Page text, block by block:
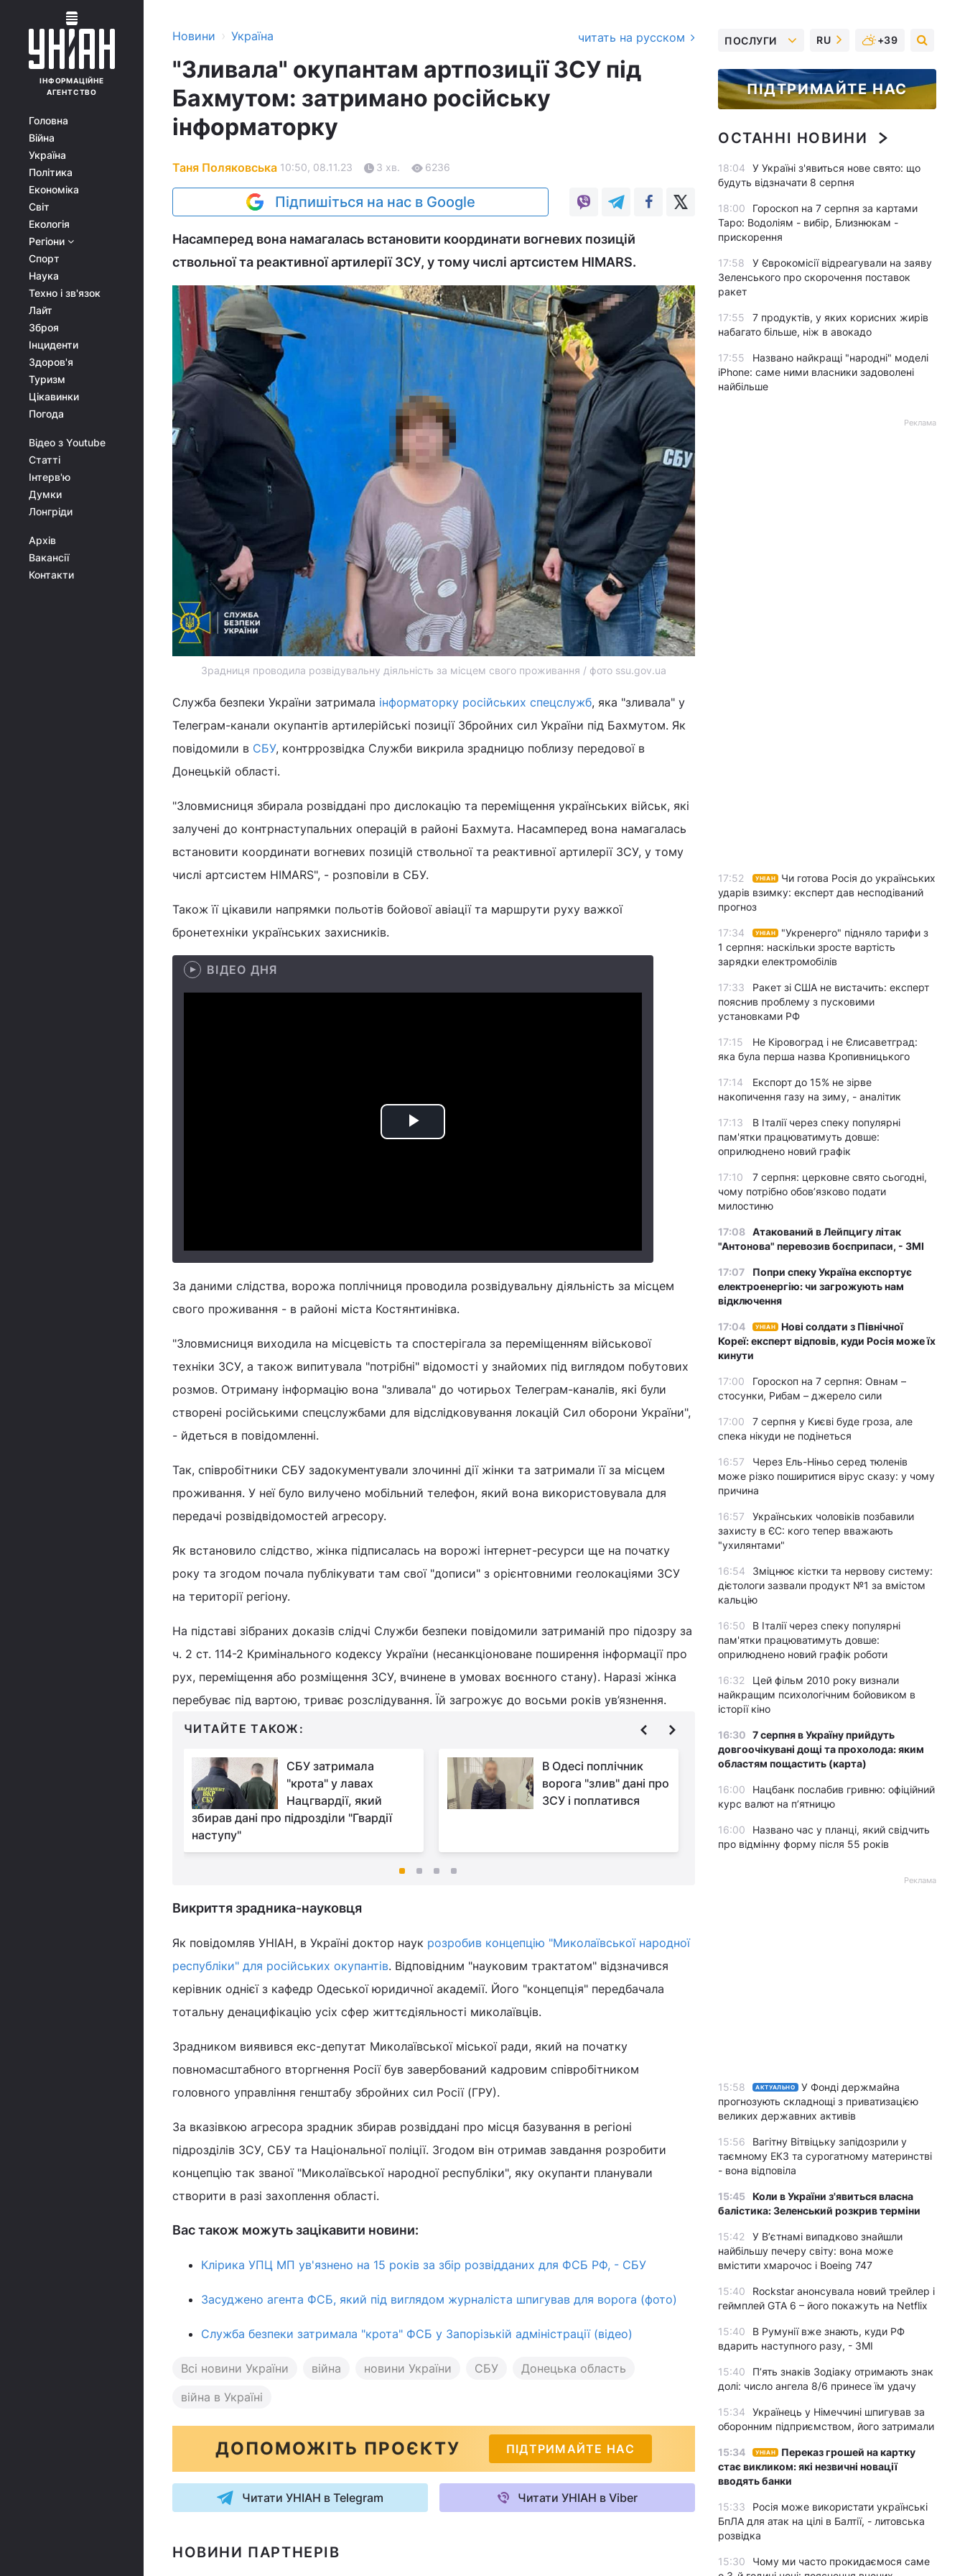
ІНФОРМАЦІЙНЕ
АГЕНТСТВО
Головна
Війна
Україна
Політика
Економіка
Світ
Екологія
Регіони
Спорт
Наука
Техно і зв'язок
Лайт
Зброя
Інциденти
Здоров'я
Туризм
Цікавинки
Погода
Відео з Youtube
Статті
Інтерв'ю
Думки
Лонгріди
Архів
Вакансії
Контакти
Новини › Україна читать на русском
"Зливала" окупантам артпозиції ЗСУ під
Бахмутом: затримано російську
інформаторку
Таня Поляковська 10:50, 08.11.23 3 хв. 6236
Підпишіться на нас в Google
Насамперед вона намагалась встановити координати вогневих позицій
ствольної та реактивної артилерії ЗСУ, у тому числі артсистем HIMARS.
Зрадниця проводила розвідувальну діяльність за місцем свого проживання / фото ssu.gov.ua
Служба безпеки України затримала інформаторку російських спецслужб, яка "зливала" у
Телеграм-канали окупантів артилерійські позиції Збройних сил України під Бахмутом. Як
повідомили в СБУ, контррозвідка Служби викрила зрадницю поблизу передової в
Донецькій області.
"Зловмисниця збирала розвіддані про дислокацію та переміщення українських військ, які
залучені до контрнаступальних операцій в районі Бахмута. Насамперед вона намагалась
встановити координати вогневих позицій ствольної та реактивної артилерії ЗСУ, у тому
числі артсистем HIMARS", - розповіли в СБУ.
Також її цікавили напрямки польотів бойової авіації та маршрути руху важкої
бронетехніки українських захисників.
ВІДЕО ДНЯ
Play
За даними слідства, ворожа поплічниця проводила розвідувальну діяльність за місцем
свого проживання - в районі міста Костянтинівка.
"Зловмисниця виходила на місцевість та спостерігала за переміщенням військової
техніки ЗСУ, а також випитувала "потрібні" відомості у знайомих під виглядом побутових
розмов. Отриману інформацію вона "зливала" до чотирьох Телеграм-каналів, які були
створені російськими спецслужбами для відслідковування локацій Сил оборони України",
- йдеться в повідомленні.
Так, співробітники СБУ задокументували злочинні дії жінки та затримали її за місцем
проживання. У неї було вилучено мобільний телефон, який вона використовувала для
передачі розвідвідомостей агресору.
Як встановило слідство, жінка підписалась на ворожі інтернет-ресурси ще на початку
року та згодом почала публікувати там свої "дописи" з орієнтовними геолокаціями ЗСУ
на території регіону.
На підставі зібраних доказів слідчі Служби безпеки повідомили затриманій про підозру за
ч. 2 ст. 114-2 Кримінального кодексу України (несанкціоноване поширення інформації про
рух, переміщення або розміщення ЗСУ, вчинене в умовах воєнного стану). Наразі жінка
перебуває під вартою, триває розслідування. Їй загрожує до восьми років ув’язнення.
ЧИТАЙТЕ ТАКОЖ:
СБУ затримала
"крота" у лавах
Нацгвардії, який
збирав дані про підрозділи "Гвардії
наступу"
В Одесі поплічник
ворога "злив" дані про
ЗСУ і поплатився
Затримано
інформаторку ФСБ,
яка наводила
Викриття зрадника-науковця
Як повідомляв УНІАН, в Україні доктор наук розробив концепцію "Миколаївської народної
республіки" для російських окупантів. Відповідним "науковим трактатом" відзначився
керівник однієї з кафедр Одеської юридичної академії. Його "концепція" передбачала
тотальну денацифікацію усіх сфер життєдіяльності миколаївців.
Зрадником виявився екс-депутат Миколаївської міської ради, який на початку
повномасштабного вторгнення Росії був завербований кадровим співробітником
головного управління генштабу збройних сил Росії (ГРУ).
За вказівкою агресора зрадник збирав розвіддані про місця базування в регіоні
підрозділів ЗСУ, СБУ та Національної поліції. Згодом він отримав завдання розробити
концепцію так званої "Миколаївської народної республіки", яку окупанти планували
створити в разі захоплення області.
Вас також можуть зацікавити новини:
Клірика УПЦ МП ув'язнено на 15 років за збір розвідданих для ФСБ РФ, - СБУ
Засуджено агента ФСБ, який під виглядом журналіста шпигував для ворога (фото)
Служба безпеки затримала "крота" ФСБ у Запорізькій адміністрації (відео)
Всі новини України війна новини України СБУ
Донецька область
війна в Україні
ДОПОМОЖІТЬ ПРОЄКТУ ПІДТРИМАЙТЕ НАС
Читати УНІАН в Telegram Читати УНІАН в Viber
НОВИНИ ПАРТНЕРІВ
ПОСЛУГИ RU +39
ПІДТРИМАЙТЕ НАС
ОСТАННІ НОВИНИ
18:04
У Україні з'явиться нове свято: що
будуть відзначати 8 серпня
18:00
Гороскоп на 7 серпня за картами
Таро: Водоліям - вибір, Близнюкам -
прискорення
17:58
У Єврокомісії відреагували на заяву
Зеленського про скорочення поставок
ракет
17:55
7 продуктів, у яких корисних жирів
набагато більше, ніж в авокадо
17:55
Названо найкращі "народні" моделі
iPhone: саме ними власники задоволені
найбільше
Реклама
17:52 УНІАН
Чи готова Росія до українських
ударів взимку: експерт дав несподіваний
прогноз
17:34 УНІАН
"Укренерго" підняло тарифи з
1 серпня: наскільки зросте вартість
зарядки електромобілів
17:33
Ракет зі США не вистачить: експерт
пояснив проблему з пусковими
установками РФ
17:15
Не Кіровоград і не Єлисаветград:
яка була перша назва Кропивницького
17:14
Експорт до 15% не зірве
накопичення газу на зиму, - аналітик
17:13
В Італії через спеку популярні
пам'ятки працюватимуть довше:
оприлюднено новий графік
17:10
7 серпня: церковне свято сьогодні,
чому потрібно обов’язково подати
милостиню
17:08 Атакований в Лейпцигу літак
"Антонова" перевозив боєприпаси, - ЗМІ
17:07
Попри спеку Україна експортує
електроенергію: чи загрожують нам
відключення
17:04 УНІАН
Нові солдати з Північної
Кореї: експерт відповів, куди Росія може їх
кинути
17:00
Гороскоп на 7 серпня: Овнам –
стосунки, Рибам – джерело сили
17:00
7 серпня у Києві буде гроза, але
спека нікуди не подінеться
16:57
Через Ель-Ніньо серед тюленів
може різко поширитися вірус сказу: у чому
причина
16:57
Українських чоловіків позбавили
захисту в ЄС: кого тепер вважають
"ухилянтами"
16:54
Зміцнює кістки та нервову систему:
дієтологи зазвали продукт №1 за вмістом
кальцію
16:50
В Італії через спеку популярні
пам'ятки працюватимуть довше:
оприлюднено новий графік роботи
16:32
Цей фільм 2010 року визнали
найкращим психологічним бойовиком в
історії кіно
16:30 7 серпня в Україну прийдуть
довгоочікувані дощі та прохолода: яким
областям пощастить (карта)
16:00
Нацбанк послабив гривню: офіційний
курс валют на п’ятницю
16:00
Названо час у планці, який свідчить
про відмінну форму після 55 років
Реклама
15:58 АКТУАЛЬНО
У Фонді держмайна
прогнозують складнощі з приватизацією
великих державних активів
15:56
Вагітну Вітвіцьку запідозрили у
таємному ЕКЗ та сурогатному материнстві
- вона відповіла
15:45 Коли в України з'явиться власна
балістика: Зеленський розкрив терміни
15:42
У Вʼєтнамі випадково знайшли
найбільшу печеру світу: вона може
вмістити хмарочос і Boeing 747
15:40
Rockstar анонсувала новий трейлер і
геймплей GTA 6 – його покажуть на Netflix
15:40
В Румунії вже знають, куди РФ
вдарить наступного разу, - ЗМІ
15:40
П’ять знаків Зодіаку отримають знак
долі: число ангела 8/6 принесе їм удачу
15:34
Українець у Німеччині шпигував за
оборонним підприємством, його затримали
15:34 УНІАН
Переказ грошей на картку
стає викликом: які незвичні новації
вводять банки
15:33
Росія може використати українські
БпЛА для атак на цілі в Балтії, - литовська
розвідка
15:30
Чому ми часто прокидаємося саме